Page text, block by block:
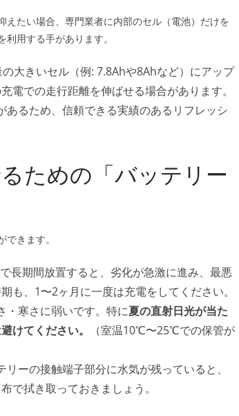
たい場合、専門業者に内部のセル（電池）だけを
用する手があります。
大きいセル（例: 7.8Ahや8Ahなど）にアップ
電での走行距離を伸ばせる場合があります。
るため、信頼できる実績のあるリフレッシ
ための「バッテリー
きます。
長期間放置すると、劣化が急激に進み、最悪
も、1〜2ヶ月に一度は充電をしてください。
・寒さに弱いです。特に夏の直射日光が当た
けてください。
（室温10℃〜25℃での保管が
リーの接触端子部分に水気が残っていると、
で拭き取っておきましょう。